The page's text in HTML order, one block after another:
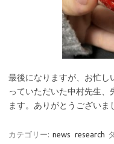
最後になりますが、お忙し
っていただいた中村先生
ます。ありがとうございま
カテゴリー: news research